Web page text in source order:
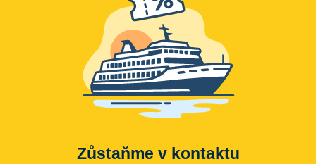
Zůstaňme v kontaktu